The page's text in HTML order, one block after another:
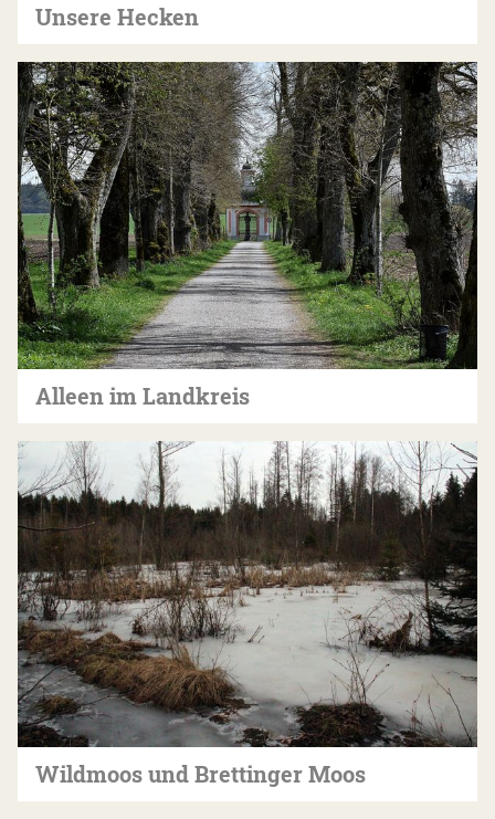
Unsere Hecken
Alleen im Landkreis
Wildmoos und Brettinger Moos